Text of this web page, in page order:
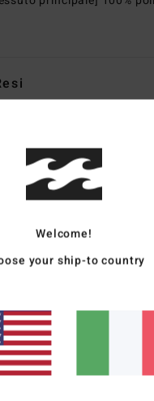
clienti
5.0/5
nostri clienti consiglia questo
Welcome!
your ship-to country